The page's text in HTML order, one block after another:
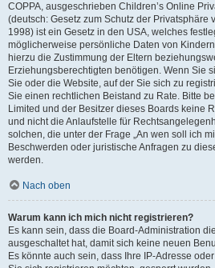
COPPA, ausgeschrieben Children’s Online
(deutsch: Gesetz zum Schutz der Privatsphäre
1998) ist ein Gesetz in den USA, welches
möglicherweise persönliche Daten von
hierzu die Zustimmung der Eltern
Erziehungsberechtigten benötigen. Wenn Sie
Sie oder die Website, auf der Sie sich zu
Sie einen rechtlichen Beistand zu Rate. Bitte
Limited und der Besitzer dieses Boards keine
und nicht die Anlaufstelle für
solchen, die unter der Frage „An wen soll ich
Beschwerden oder juristische Anfragen zu
werden.
Nach oben
Warum kann ich mich nicht registrieren?
Es kann sein, dass die Board-Administration
ausgeschaltet hat, damit sich keine neuen
Es könnte auch sein, dass Ihre IP-Adresse